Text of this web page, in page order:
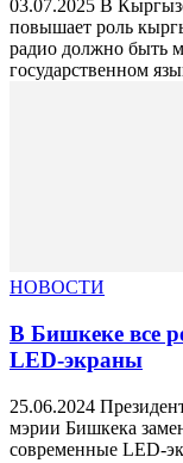
03.07.2025 В
повышает роль
радио должно быть
государственном
НОВОСТИ
В Бишкеке все
LED-экраны
25.06.2024
мэрии Бишкека
современные LED-